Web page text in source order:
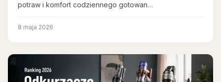
potraw i komfort codziennego gotowan…
8 maja 2026